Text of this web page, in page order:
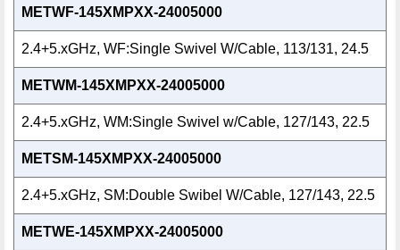
METWF-145XMPXX-24005000
2.4+5.xGHz, WF:Single Swivel W/Cable, 113/131, 24.5
METWM-145XMPXX-24005000
2.4+5.xGHz, WM:Single Swivel w/Cable, 127/143, 22.5
METSM-145XMPXX-24005000
2.4+5.xGHz, SM:Double Swibel W/Cable, 127/143, 22.5
METWE-145XMPXX-24005000